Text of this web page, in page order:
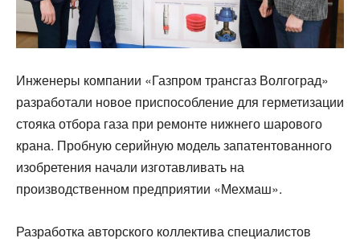
Инженеры компании «Газпром трансгаз Волгоград»
разработали новое приспособление для герметизации
стояка отбора газа при ремонте нижнего шарового
крана. Пробную серийную модель запатентованного
изобретения начали изготавливать на
производственном предприятии «Мехмаш».
Разработка авторского коллектива специалистов